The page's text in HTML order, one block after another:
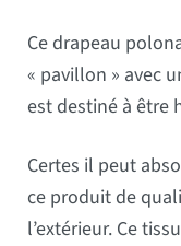
Ce drapeau
« pavillon » avec
est destiné à être
Certes il peut
ce produit de
l’extérieur. Ce